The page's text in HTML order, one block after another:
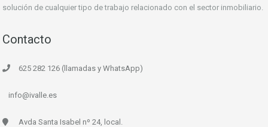
solución de cualquier tipo de trabajo relacionado con el sector inmobiliario.
Contacto
625 282 126 (llamadas y WhatsApp)
info@ivalle.es
Avda Santa Isabel nº 24, local.